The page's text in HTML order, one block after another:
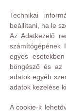
Technikai
beállítani, ha le
Az Adatkezelő
számítógépének
egyes
böngésző és az
adatok egyéb
adatok kezelése
A cookie-k